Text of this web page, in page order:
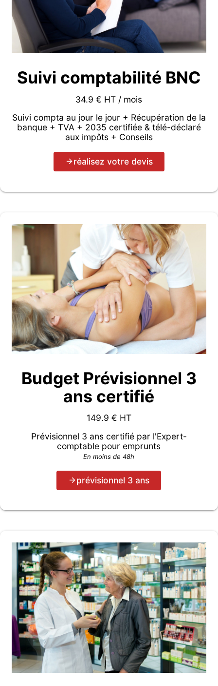
Suivi comptabilité BNC
34.9 € HT / mois
Suivi compta au jour le jour + Récupération de la
banque + TVA + 2035 certifiée & télé-déclaré
aux impôts + Conseils
réalisez votre devis
Budget Prévisionnel 3
ans certifié
149.9 € HT
Prévisionnel 3 ans certifié par l'Expert-
comptable pour emprunts
En moins de 48h
prévisionnel 3 ans